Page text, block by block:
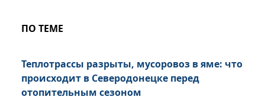
ПО ТЕМЕ
Теплотрассы разрыты, мусоровоз в яме: что
происходит в Северодонецке перед
отопительным сезоном